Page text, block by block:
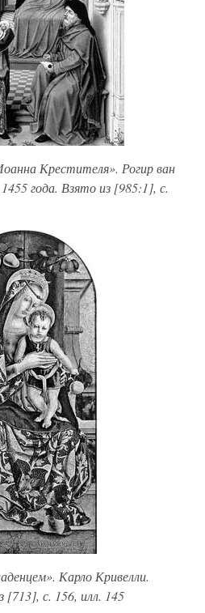
Крестителя». Рогир ван
года. Взято из [985:1], с.
Карло Кривелли.
[713], с. 156, илл. 145